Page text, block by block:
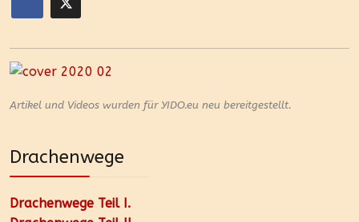
Artikel und Videos wurden für YIDO.eu neu bereitgestellt.
Drachenwege
Drachenwege Teil I.